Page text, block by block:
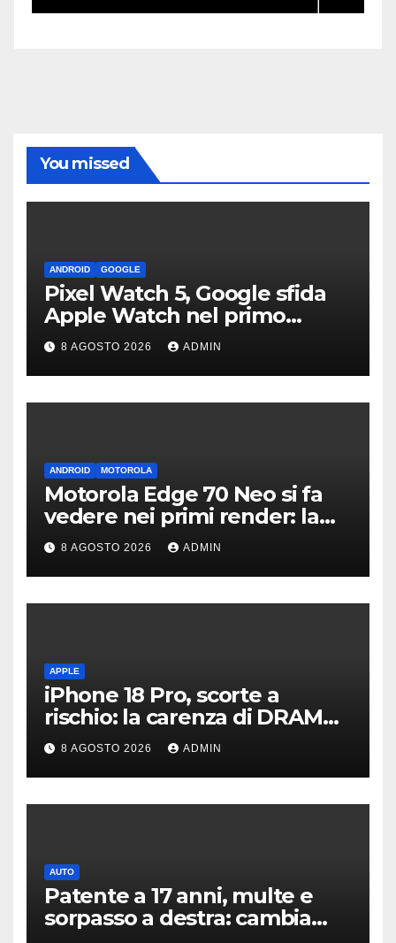
You missed
ANDROID GOOGLE
Pixel Watch 5, Google sfida
Apple Watch nel primo
teaser: “sembra un orologio”
8 AGOSTO 2026 ADMIN
ANDROID MOTOROLA
Motorola Edge 70 Neo si fa
vedere nei primi render: la
fotocamera è da 200 MP
8 AGOSTO 2026 ADMIN
APPLE
iPhone 18 Pro, scorte a
rischio: la carenza di DRAM
potrebbe far slittare le
consegne
8 AGOSTO 2026 ADMIN
AUTO
Patente a 17 anni, multe e
sorpasso a destra: cambia